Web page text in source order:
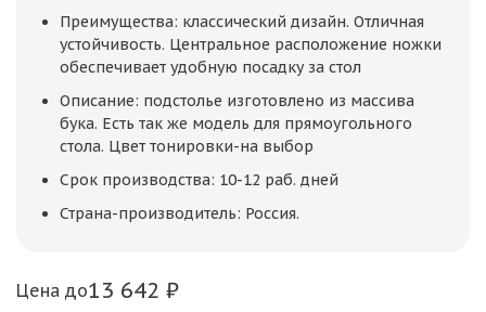
Преимущества: классический дизайн. Отличная
устойчивость. Центральное расположение ножки
обеспечивает удобную посадку за стол
Описание: подстолье изготовлено из массива
бука. Есть так же модель для прямоугольного
стола. Цвет тонировки-на выбор
Срок производства: 10-12 раб. дней
Страна-производитель: Россия.
Цена до13 642 ₽